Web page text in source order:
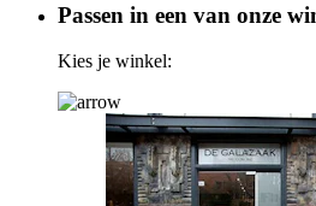
Passen in een van onze
Kies je winkel: